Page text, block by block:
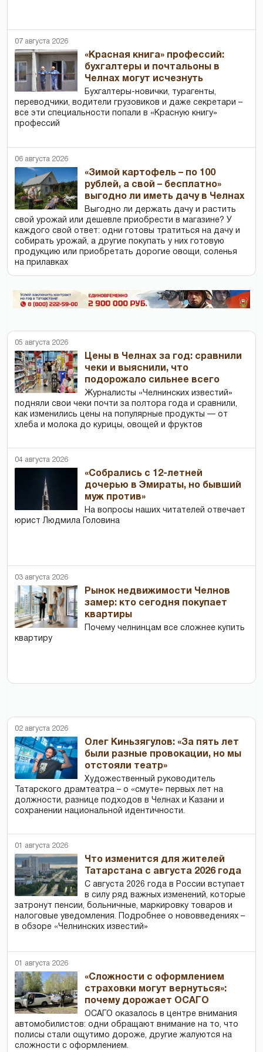
07 августа 2026
«Красная книга» профессий:
бухгалтеры и почтальоны в
Челнах могут исчезнуть
Бухгалтеры-новички, тур­агенты,
переводчики, водители грузовиков и даже секретари –
все эти специальности попали в «Красную книгу»
профессий
06 августа 2026
«Зимой картофель – по 100
рублей, а свой – бесплатно»
выгодно ли иметь дачу в Челнах
Выгодно ли держать дачу и растить
свой урожай или дешевле приобрести в магазине? У
каждого свой ответ: одни готовы тратиться на дачу и
собирать урожай, а другие покупать у них готовую
продукцию или приобретать дорогие овощи, соленья
на прилавках
05 августа 2026
Цены в Челнах за год: сравнили
чеки и выяснили, что
подорожало сильнее всего
Журналисты «Челнинских известий»
подняли свои чеки почти за полтора года и сравнили,
как изменились цены на популярные продукты — от
хлеба и молока до курицы, овощей и фруктов
04 августа 2026
«Собрались с 12-летней
дочерью в Эмираты, но бывший
муж против»
На вопросы наших читателей отвечает
юрист Людмила Головина
03 августа 2026
Рынок недвижимости Челнов
замер: кто сегодня покупает
квартиры
Почему челнинцам все сложнее купить
квартиру
02 августа 2026
Олег Киньзягулов: «За пять лет
были разные провокации, но мы
отстояли театр»
Художественный руководитель
Татарского драмтеатра – о «смуте» первых лет на
должности, разнице подходов в Челнах и Казани и
сохранении национальной идентичности.
01 августа 2026
Что изменится для жителей
Татарстана с августа 2026 года
С августа 2026 года в России вступает
в силу ряд важных изменений, которые
затронут пенсии, больничные, маркировку товаров и
налоговые уведомления. Подробнее о нововведениях –
в обзоре «Челнинских известий»
01 августа 2026
«Сложности с оформлением
страховки могут вернуться»:
почему дорожает ОСАГО
ОСАГО оказалось в центре внимания
автомобилистов: одни обращают внимание на то, что
полисы стали ощутимо дороже, другие жалуются на
сложности с оформлением.